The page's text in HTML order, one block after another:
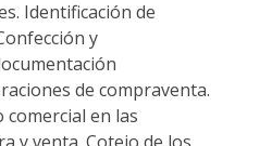
Identificación de
y
de compraventa.
comercial en las